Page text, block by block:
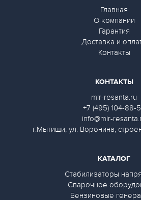
Главная
О компании
Гарантия
Доставка и
Контакты
КАТАЛОГ
Стабилизаторы
Сварочное
Бензиновые
КОНТАКТЫ
mir-resanta.ru
+7 (495) 104-88-
info@mir-
г.Мытищи, ул. Воронина,